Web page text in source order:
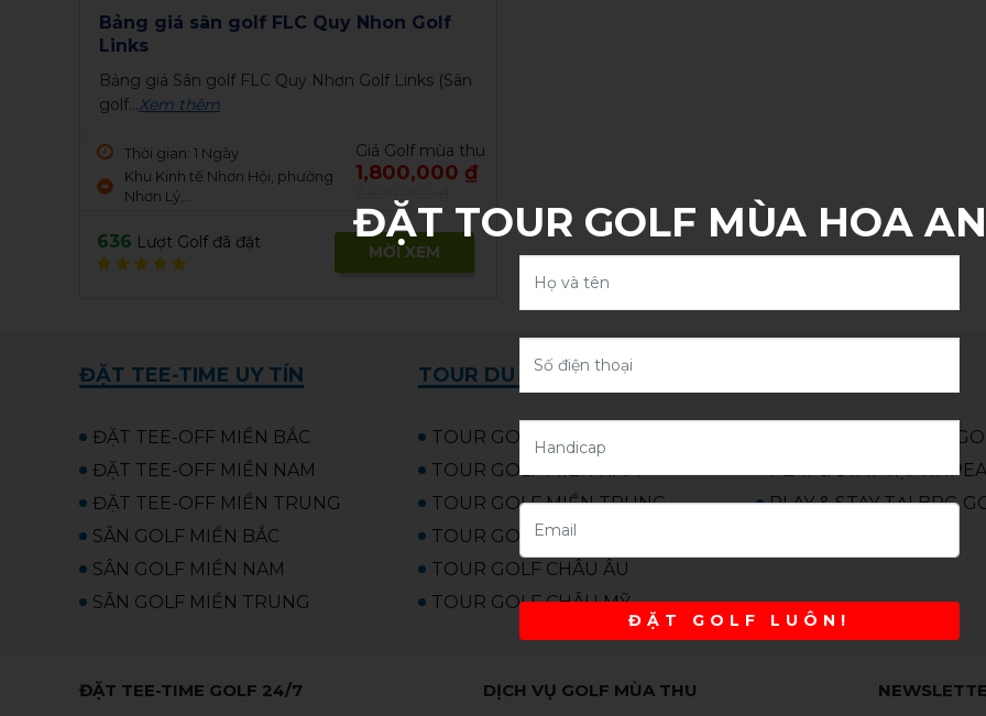
Bảng giá sân golf FLC Quy Nhon Golf
Links
Bảng giá Sân golf FLC Quy Nhơn Golf Links (Sân
golf...Xem thêm
Thời gian: 1 Ngày
Khu Kinh tế Nhơn Hội, phường
Nhơn Lý,...
Giá Golf mùa thu
1,800,000 ₫
636 Lượt Golf đã đặt MỜI XEM
ĐẶT TEE-TIME UY TÍN
ĐẶT TEE-OFF MIỀN BẮC
ĐẶT TEE-OFF MIỀN NAM
ĐẶT TEE-OFF MIỀN TRUNG
SÂN GOLF MIỀN BẮC
SÂN GOLF MIỀN NAM
SÂN GOLF MIỀN TRUNG
TOUR DU LỊCH GOLF
TOUR GOLF MIỀN BẮC
TOUR GOLF MIỀN NAM
TOUR GOLF MIỀN TRUNG
TOUR GOLF CHÂU Á
TOUR GOLF CHÂU ÂU
TOUR GOLF CHÂU MỸ
PLAY & STAY TẠI FLC
PLAY & STAY TẠI
PLAY & STAY TẠI BRG
ĐẶT TEE-TIME GOLF 24/7 DỊCH VỤ GOLF MÙA THU
ĐẶT TOUR GOLF MÙA HOA
ĐẶT GOLF LUÔN!